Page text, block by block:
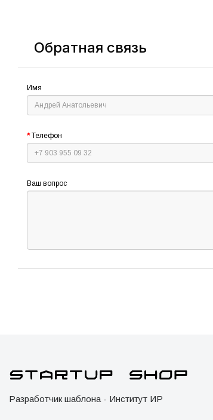
Обратная связь
Имя
Телефон
Ваш вопрос
Разработчик шаблона - Институт ИР